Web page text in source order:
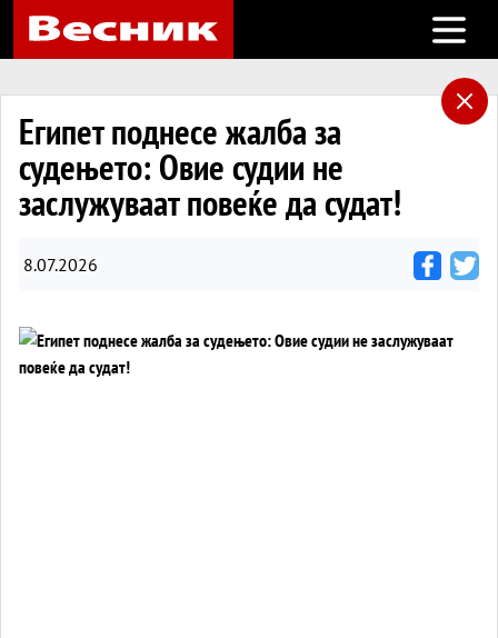
Open
Египет поднесе жалба за
судењето: Овие судии не
заслужуваат повеќе да судат!
8.07.2026